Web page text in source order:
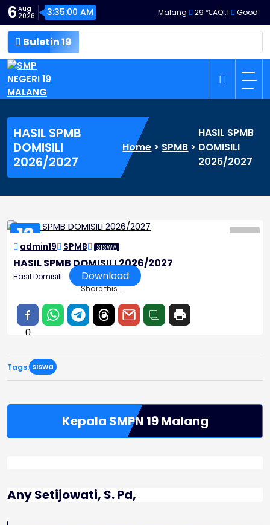
Skip
to
content
6 Aug
2026
3:35:00 AM Malang 29 ℃AQI:1 Good
Buletin 19
HASIL SPMB
DOMISILI
2026/2027
Home > SPMB >
HASIL SPMB
DOMISILI
2026/2027
12
JUN
admin19 SPMB SISWA
HASIL SPMB DOMISILI 2026/2027
Hasil Domisili Download
Share this...
0
Tags: siswa
Kepala SMPN 19 Malang
Any Setijowati, S. Pd,